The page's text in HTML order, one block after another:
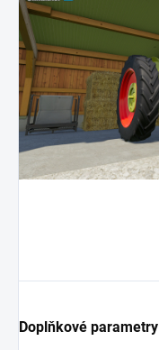
Doplňkové parametry